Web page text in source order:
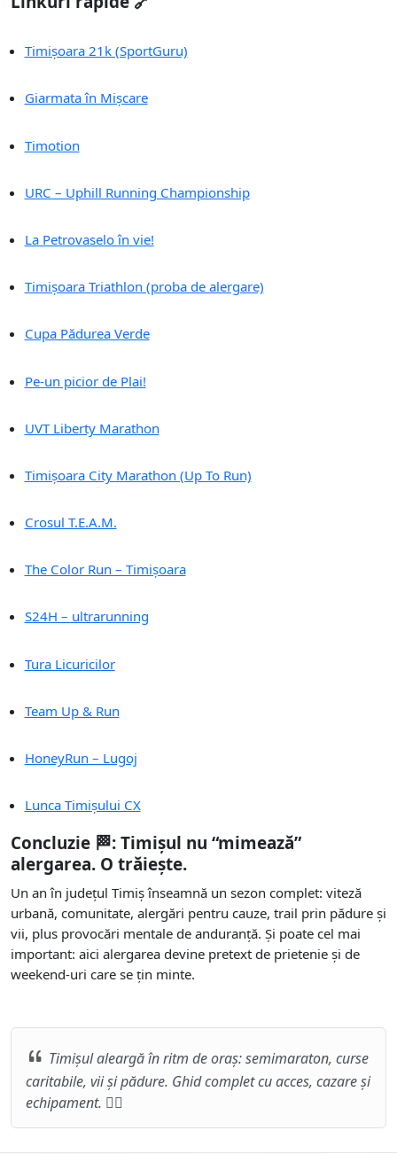
Timișoara 21k (SportGuru)
Giarmata în Mișcare
Timotion
URC – Uphill Running Championship
La Petrovaselo în vie!
Timișoara Triathlon (proba de alergare)
Cupa Pădurea Verde
Pe-un picior de Plai!
UVT Liberty Marathon
Timișoara City Marathon (Up To Run)
Crosul T.E.A.M.
The Color Run – Timișoara
S24H – ultrarunning
Tura Licuricilor
Team Up & Run
HoneyRun – Lugoj
Lunca Timișului CX
Concluzie 🏁: Timișul nu “mimează”
alergarea. O trăiește.
Un an în județul Timiș înseamnă un sezon complet: viteză
urbană, comunitate, alergări pentru cauze, trail prin pădure și
vii, plus provocări mentale de anduranță. Și poate cel mai
important: aici alergarea devine pretext de prietenie și de
weekend-uri care se țin minte.
Timișul aleargă în ritm de oraș: semimaraton, curse
caritabile, vii și pădure. Ghid complet cu acces, cazare și
echipament. 🏃‍♂️